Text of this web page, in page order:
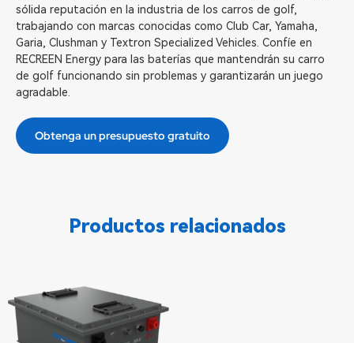
sólida reputación en la industria de los carros de golf,
trabajando con marcas conocidas como Club Car, Yamaha,
Garia, Clushman y Textron Specialized Vehicles. Confíe en
RECREEN Energy para las baterías que mantendrán su carro
de golf funcionando sin problemas y garantizarán un juego
agradable.
Obtenga un presupuesto gratuito
Productos relacionados